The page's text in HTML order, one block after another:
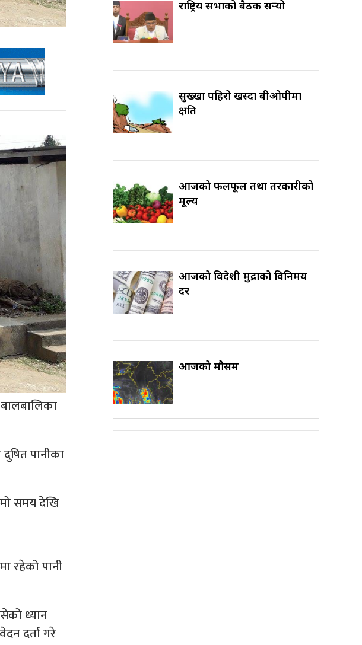
पानीका
समय देखि
रहेको पानी
ध्यान
दर्ता गरे
राष्ट्रिय सभाको बैठक सर्‍यो
सुख्खा पहिरो खस्दा बीओपीमा
क्षति
आजको फलफूल तथा तरकारीको
मूल्य
आजको विदेशी मुद्राको विनिमय
दर
आजको मौसम